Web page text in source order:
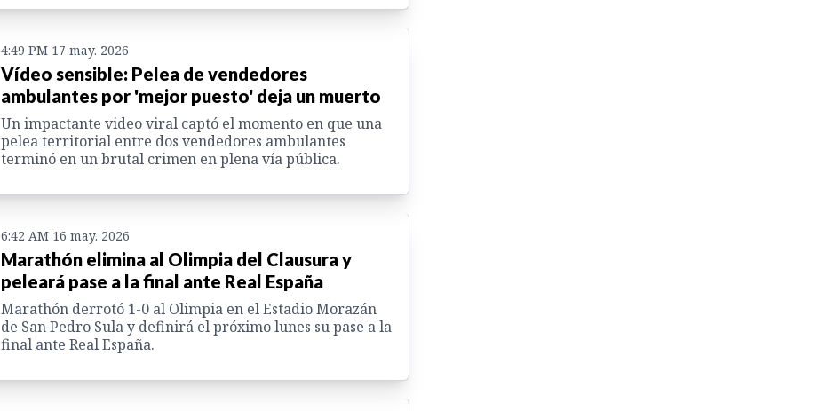
4:49 PM 17 may. 2026
Vídeo sensible: Pelea de vendedores
ambulantes por 'mejor puesto' deja un muerto
Un impactante video viral captó el momento en que una
pelea territorial entre dos vendedores ambulantes
terminó en un brutal crimen en plena vía pública.
6:42 AM 16 may. 2026
Marathón elimina al Olimpia del Clausura y
peleará pase a la final ante Real España
Marathón derrotó 1-0 al Olimpia en el Estadio Morazán
de San Pedro Sula y definirá el próximo lunes su pase a la
final ante Real España.